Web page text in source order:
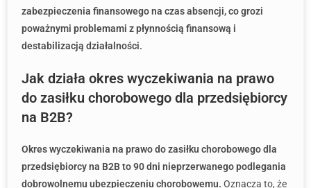
zabezpieczenia finansowego na czas absencji, co grozi
poważnymi problemami z płynnością finansową i
destabilizacją działalności.
Jak działa okres wyczekiwania na prawo
do zasiłku chorobowego dla przedsiębiorcy
na B2B?
Okres wyczekiwania na prawo do zasiłku chorobowego dla
przedsiębiorcy na B2B to 90 dni nieprzerwanego podlegania
dobrowolnemu ubezpieczeniu chorobowemu. Oznacza to, że